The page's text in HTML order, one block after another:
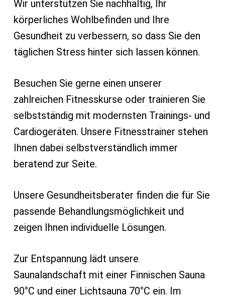
Wir unterstützen Sie nachhaltig, Ihr
körperliches Wohlbefinden und Ihre
Gesundheit zu verbessern, so dass Sie den
täglichen Stress hinter sich lassen können.
Besuchen Sie gerne einen unserer
zahlreichen Fitnesskurse oder trainieren Sie
selbstständig mit modernsten Trainings- und
Cardiogeräten. Unsere Fitnesstrainer stehen
Ihnen dabei selbstverständlich immer
beratend zur Seite.
Unsere Gesundheitsberater finden die für Sie
passende Behandlungsmöglichkeit und
zeigen Ihnen individuelle Lösungen.
Zur Entspannung lädt unsere
Saunalandschaft mit einer Finnischen Sauna
90°C und einer Lichtsauna 70°C ein. Im